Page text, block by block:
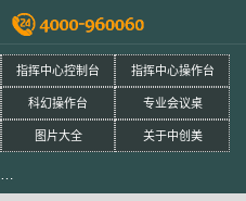
指挥中心控制台 指挥中心操作台
科幻操作台 专业会议桌
图片大全 关于中创美
机甲锋芒·全域智控：黑灰撞色监控操